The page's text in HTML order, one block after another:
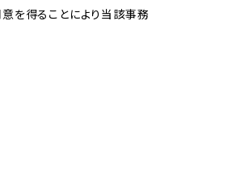
を得ることにより当該事務